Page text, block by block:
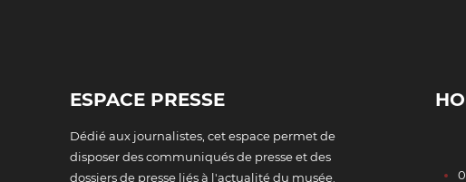
ESPACE PRESSE
Dédié aux journalistes, cet espace permet de
disposer des communiqués de presse et des
dossiers de presse liés à l'actualité du musée.